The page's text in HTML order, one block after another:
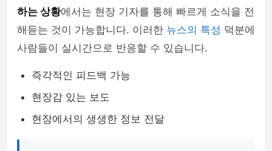
하는 상황에서는 현장 기자를 통해 빠르게 소식을 전
해듣는 것이 가능합니다. 이러한 뉴스의 특성 덕분에
사람들이 실시간으로 반응할 수 있습니다.
즉각적인 피드백 가능
현장감 있는 보도
현장에서의 생생한 정보 전달